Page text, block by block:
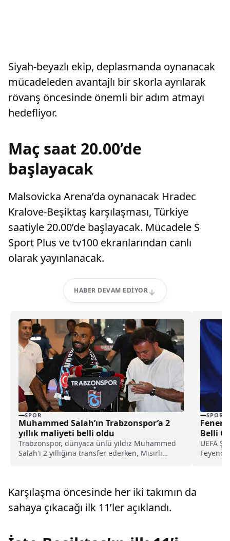
Siyah-beyazlı ekip, deplasmanda oynanacak
mücadeleden avantajlı bir skorla ayrılarak
rövanş öncesinde önemli bir adım atmayı
hedefliyor.
Maç saat 20.00’de
başlayacak
Malsovicka Arena’da oynanacak Hradec
Kralove-Beşiktaş karşılaşması, Türkiye
saatiyle 20.00’de başlayacak. Mücadele S
Sport Plus ve tv100 ekranlarından canlı
olarak yayınlanacak.
HABER DEVAM EDIYOR
SPOR
Muhammed Salah’ın Trabzonspor’a 2
yıllık maliyeti belli oldu
Trabzonspor, dünyaca ünlü yıldız Muhammed
Salah'ı 2 yıllığına transfer ederken, Mısırlı
SPOR
Belli
UEFA
Karşılaşma öncesinde her iki takımın da
sahaya çıkacağı ilk 11’ler açıklandı.